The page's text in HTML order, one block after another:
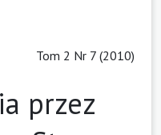
Tom 2 Nr 7 (2010)
przez